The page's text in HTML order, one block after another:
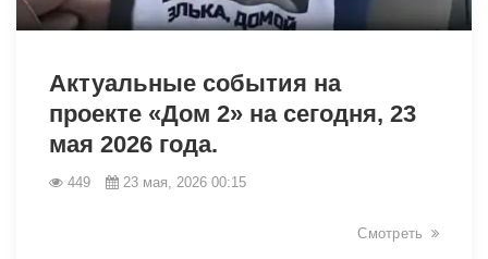
Актуальные события на
проекте «Дом 2» на сегодня, 23
мая 2026 года.
449 23 мая, 2026 00:15
Смотреть